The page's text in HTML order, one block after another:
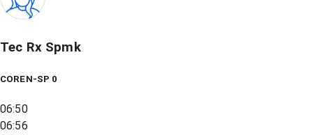
Tec Rx Spmk
COREN-SP 0
06:50
06:56